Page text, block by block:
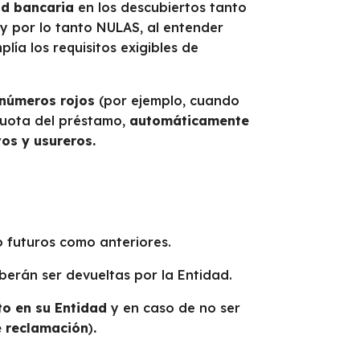
bancaria en los descubiertos tanto
por lo tanto NULAS, al entender
los requisitos exigibles de
rojos (por ejemplo, cuando
del préstamo, automáticamente
y usureros.
como anteriores.
ser devueltas por la Entidad.
en su Entidad y en caso de no ser
).